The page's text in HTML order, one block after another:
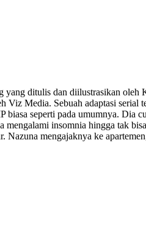
yang ditulis dan diilustrasikan
Media. Sebuah adaptasi
seperti pada umumnya. Dia
insomnia hingga tak
mengajaknya ke